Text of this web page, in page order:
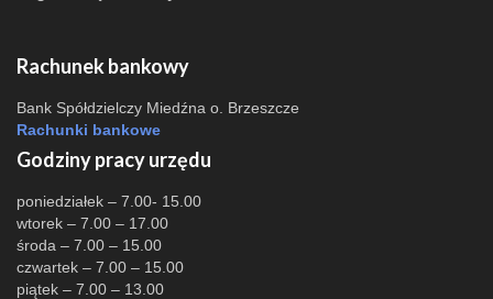
Rachunek bankowy
Bank Spółdzielczy Miedźna o. Brzeszcze
Rachunki bankowe
Godziny pracy urzędu
poniedziałek – 7.00- 15.00
wtorek – 7.00 – 17.00
środa – 7.00 – 15.00
czwartek – 7.00 – 15.00
piątek – 7.00 – 13.00